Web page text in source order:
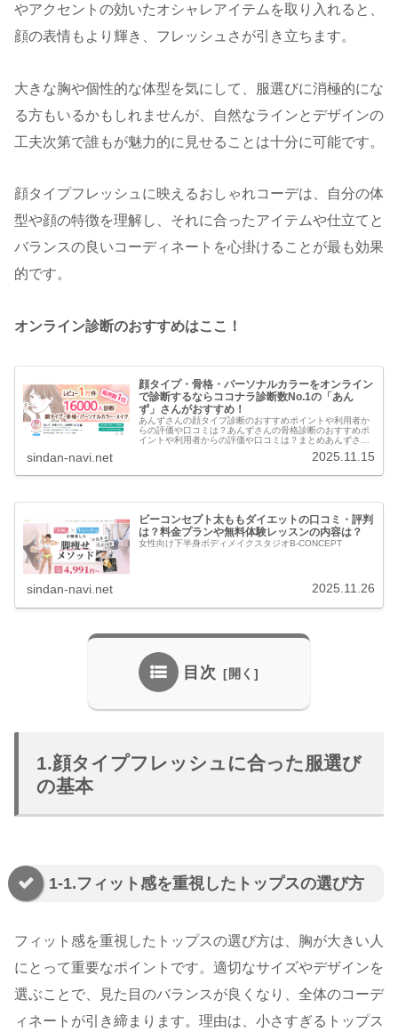
やアクセントの効いたオシャレアイテムを取り入れると、
顔の表情もより輝き、フレッシュさが引き立ちます。
大きな胸や個性的な体型を気にして、服選びに消極的にな
る方もいるかもしれませんが、自然なラインとデザインの
工夫次第で誰もが魅力的に見せることは十分に可能です。
顔タイプフレッシュに映えるおしゃれコーデは、自分の体
型や顔の特徴を理解し、それに合ったアイテムや仕立てと
バランスの良いコーディネートを心掛けることが最も効果
的です。
オンライン診断のおすすめはここ！
顔タイプ・骨格・パーソナルカラーをオンライン
で診断するならココナラ診断数No.1の「あん
ず」さんがおすすめ！
あんずさんの顔タイプ診断のおすすめポイントや利用者か
らの評価や口コミは？あんずさんの骨格診断のおすすめポ
イントや利用者からの評価や口コミは？まとめあんずさん
sindan-navi.net 2025.11.15
ビーコンセプト太ももダイエットの口コミ・評判
は？料金プランや無料体験レッスンの内容は？
女性向け下半身ボディメイクスタジオB-CONCEPT
sindan-navi.net 2025.11.26
目次
1.顔タイプフレッシュに合った服選び
の基本
1-1.フィット感を重視したトップスの選び方
フィット感を重視したトップスの選び方は、胸が大きい人
にとって重要なポイントです。適切なサイズやデザインを
選ぶことで、見た目のバランスが良くなり、全体のコーデ
ィネートが引き締まります。理由は、小さすぎるトップス